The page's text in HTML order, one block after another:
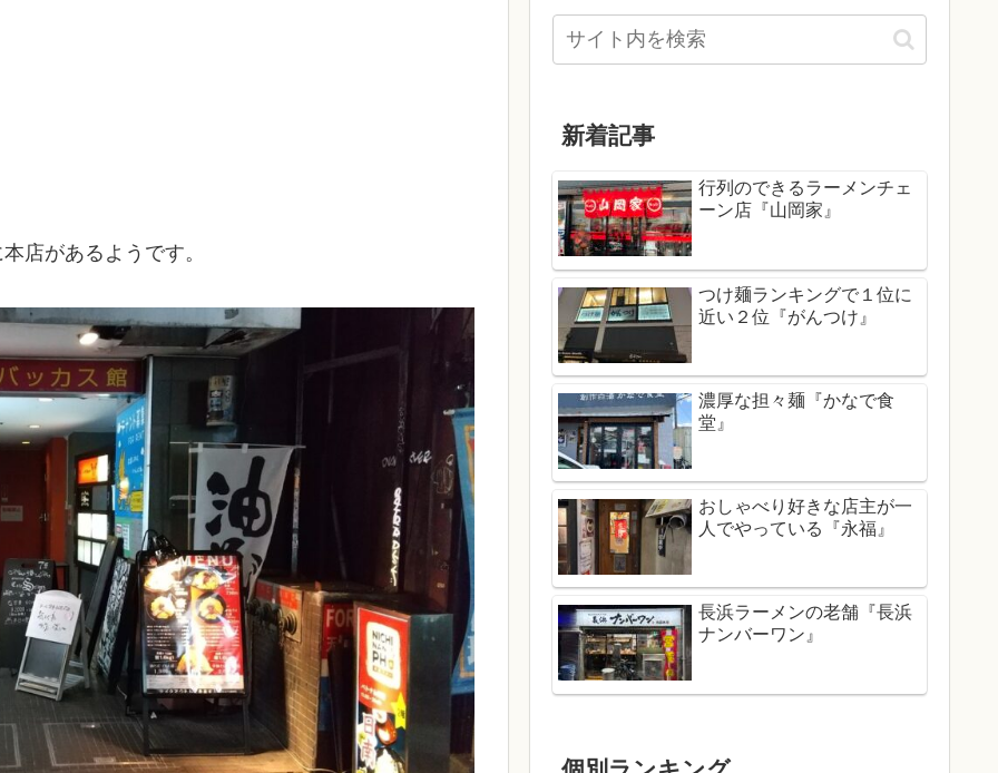
店があるようです。
新着記事
行列のできるラーメンチェ
ーン店『山岡家』
つけ麺ランキングで１位に
近い２位『がんつけ』
濃厚な担々麺『かなで食
堂』
おしゃべり好きな店主が一
人でやっている『永福』
長浜ラーメンの老舗『長浜
ナンバーワン』